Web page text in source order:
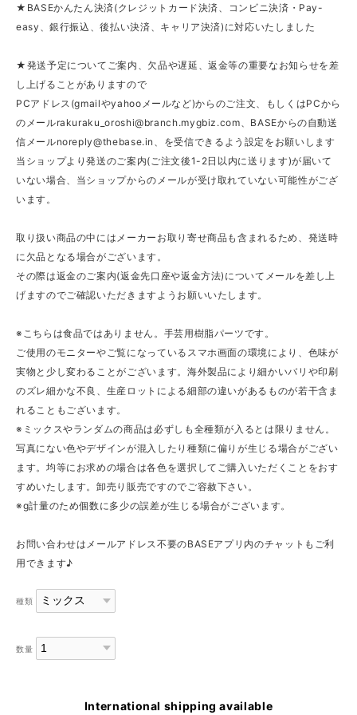
★BASEかんたん決済(クレジットカード決済、コンビニ決済・Pay-
easy、銀行振込、後払い決済、キャリア決済)に対応いたしました
★発送予定についてご案内、欠品や遅延、返金等の重要なお知らせを差
し上げることがありますので
PCアドレス(gmailやyahooメールなど)からのご注文、もしくはPCから
のメールrakuraku_oroshi@branch.mygbiz.com 、BASEからの自動送
信メールnoreply@thebase.in
、を受信できるよう設定をお願いします
当ショップより発送のご案内(ご注文後1-2日以内に送ります)が届いて
いない場合、当ショップからのメールが受け取れていない可能性がござ
います。
取り扱い商品の中にはメーカーお取り寄せ商品も含まれるため、発送時
に欠品となる場合がございます。
その際は返金のご案内(返金先口座や返金方法)についてメールを差し上
げますのでご確認いただきますようお願いいたします。
※こちらは食品ではありません。手芸用樹脂パーツです。
ご使用のモニターやご覧になっているスマホ画面の環境により、色味が
実物と少し変わることがございます。海外製品により細かいバリや印刷
のズレ細かな不良、生産ロットによる細部の違いがあるものが若干含ま
れることもございます。
※ミックスやランダムの商品は必ずしも全種類が入るとは限りません。
写真にない色やデザインが混入したり種類に偏りが生じる場合がござい
ます。均等にお求めの場合は各色を選択してご購入いただくことをおす
すめいたします。卸売り販売ですのでご容赦下さい。
※g計量のため個数に多少の誤差が生じる場合がございます。
お問い合わせはメールアドレス不要のBASEアプリ内のチャットもご利
用できます♪
種類
数量
International shipping available